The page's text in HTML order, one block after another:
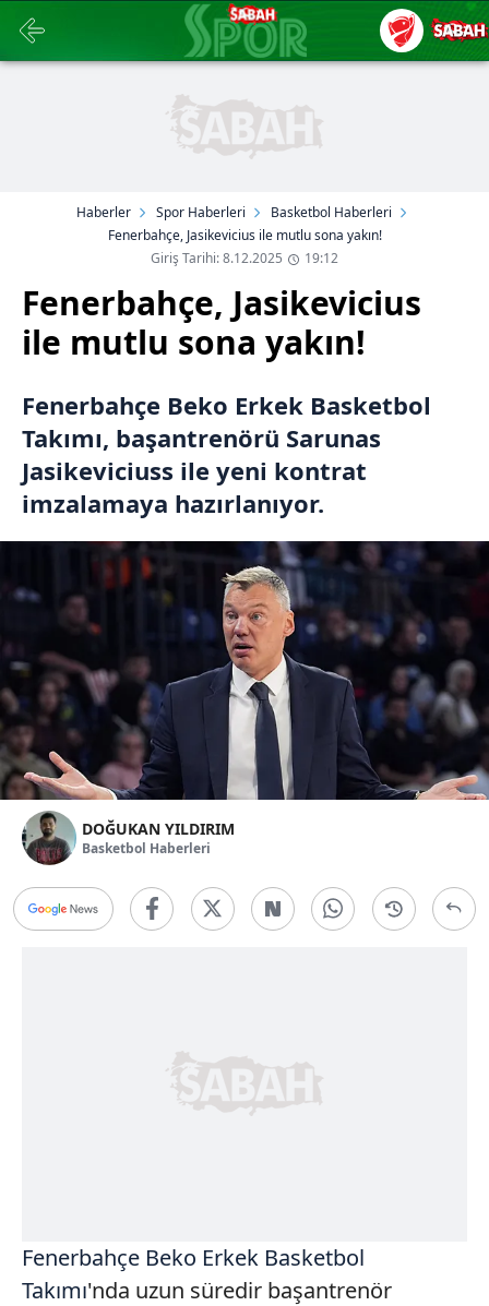
Haberler Spor Haberleri
Basketbol Haberleri
Fenerbahçe, Jasikevicius ile mutlu sona yakın!
Giriş Tarihi: 8.12.2025
19:12
Fenerbahçe, Jasikevicius
ile mutlu sona yakın!
Fenerbahçe Beko Erkek Basketbol
Takımı, başantrenörü Sarunas
Jasikeviciuss ile yeni kontrat
imzalamaya hazırlanıyor.
DOĞUKAN YILDIRIM
Basketbol Haberleri
Fenerbahçe Beko Erkek Basketbol
Takımı'nda uzun süredir başantrenör